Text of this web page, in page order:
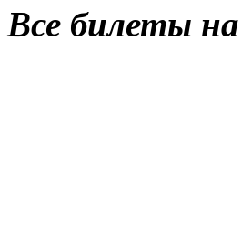
Все билеты